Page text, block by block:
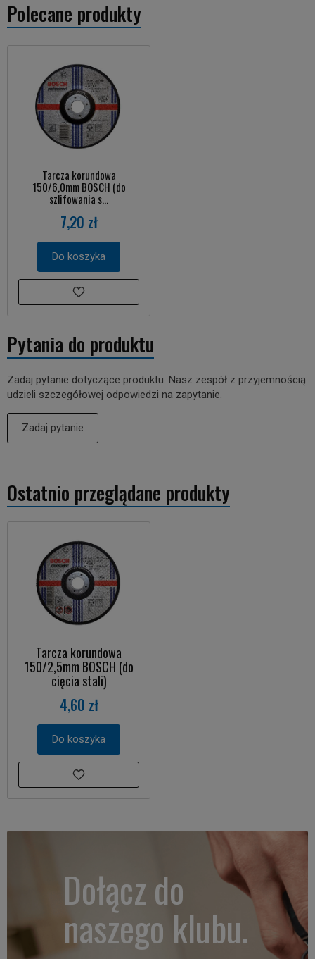
Polecane produkty
Tarcza korundowa
150/6,0mm BOSCH (do
szlifowania s...
7,20 zł
Do koszyka
Pytania do produktu
Zadaj pytanie dotyczące produktu. Nasz zespół z przyjemnością
udzieli szczegółowej odpowiedzi na zapytanie.
Zadaj pytanie
Ostatnio przeglądane produkty
Tarcza korundowa
150/2,5mm BOSCH (do
cięcia stali)
4,60 zł
Do koszyka
Dołącz do
naszego klubu.